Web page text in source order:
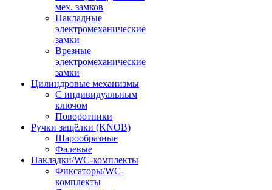
мех. замков
Накладные
электромеханические
замки
Врезные
электромеханические
замки
Цилиндровые механизмы
С индивидуальным
ключом
Поворотники
Ручки защёлки (KNOB)
Шарообразные
Фалевые
Накладки/WC-комплекты
Фиксаторы/WC-
комплекты